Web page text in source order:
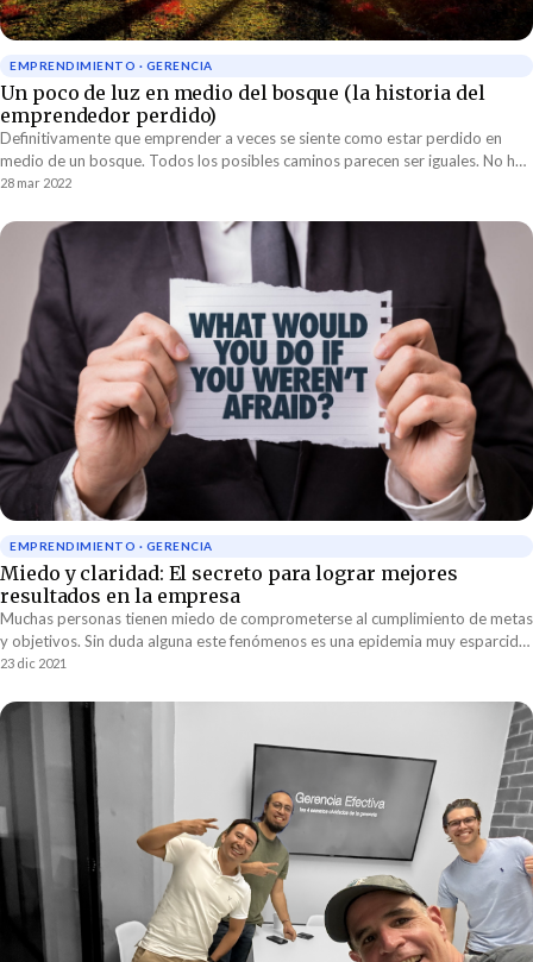
EMPRENDIMIENTO · GERENCIA
Un poco de luz en medio del bosque (la historia del
emprendedor perdido)
Definitivamente que emprender a veces se siente como estar perdido en
medio de un bosque. Todos los posibles caminos parecen ser iguales. No hay
una ruta clara que lleve hacia la salida. La luz es escasa y no se puede ver
en que simplemente no se sabe qué hacer.
28 mar 2022
EMPRENDIMIENTO · GERENCIA
Miedo y claridad: El secreto para lograr mejores
resultados en la empresa
Muchas personas tienen miedo de comprometerse al cumplimiento de metas
y objetivos. Sin duda alguna este fenómenos es una epidemia muy esparcida
en el mundo empresarial. El resultado: metas muy ambiguas y una falta de
23 dic 2021